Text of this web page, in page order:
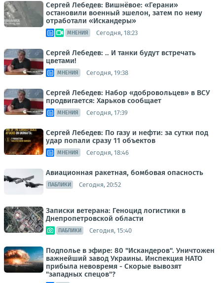
Сергей Лебедев: Вишнёвое: «Герани»
остановили военный эшелон, затем по нему
отработали «Искандеры»
МНЕНИЯ Сегодня, 18:23
Сергей Лебедев: .. И танки будут встречать
цветами!
МНЕНИЯ Сегодня, 19:38
Сергей Лебедев: Набор «добровольцев» в ВСУ
продвигается: Харьков сообщает
МНЕНИЯ Сегодня, 17:39
Сергей Лебедев: По газу и нефти: за сутки под
удар попали сразу 11 объектов
МНЕНИЯ Сегодня, 18:46
Авиационная ракетная, бомбовая опасность
ПАБЛИКИ Сегодня, 20:52
Записки ветерана: Геноцид логистики в
Днепропетровской области
ПАБЛИКИ Сегодня, 15:40
Подполье в эфире: 80 "Искандеров". Уничтожен
важнейший завод Украины. Инспекция НАТО
прибыла невовремя - Скорые вывозят
"западных спецов"?